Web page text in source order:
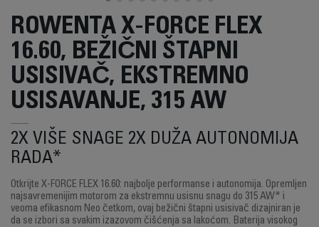
ROWENTA X-FORCE FLEX
16.60, BEŽIČNI ŠTAPNI
USISIVAČ, EKSTREMNO
USISAVANJE, 315 AW
2X VIŠE SNAGE 2X DUŽA AUTONOMIJA
RADA*
Otkrijte X-FORCE FLEX 16.60: najbolje performanse i autonomija. Opremljen
najsavremenijim motorom za ekstremnu usisnu snagu do 315 AW* i
veoma efikasnom Neo četkom, ovaj bežični štapni usisivač dizajniran je
da se izbori sa svakim izazovom čišćenja sa lakoćom. Baterija visokog